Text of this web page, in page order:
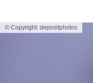
© Copyright: depositphotos